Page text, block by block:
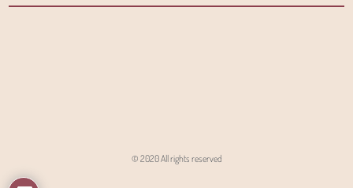
© 2020 All rights reserved